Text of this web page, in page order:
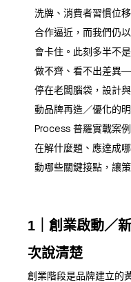
洗牌、消費者習慣位
合作逼近，而我們仍
會卡住。此刻多半不
做不齊、看不出差異
停在老闆腦袋，設計
動品牌再造／優化的
Process 普羅實戰案
在解什麼題、應達成
動哪些關鍵接點，讓
1｜創業啟動／
次說清楚
創業階段是品牌建立的